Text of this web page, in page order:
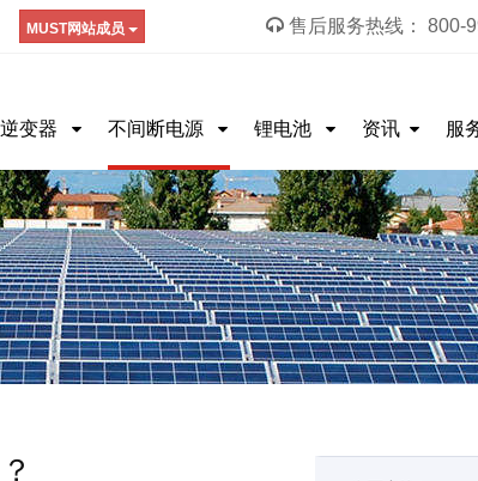
售后服务热线： 800-
MUST网站成员
变器 不间断电源 锂电池 资讯 服